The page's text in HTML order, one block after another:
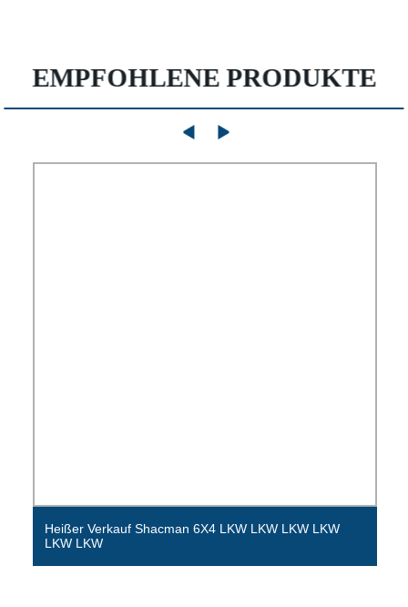
EMPFOHLENE PRODUKTE
Heißer Verkauf Shacman 6X4 LKW LKW LKW LKW
LKW LKW